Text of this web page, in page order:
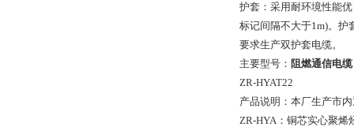
护套：采用耐环境性能
标记间隔不大于1m)。护
要求生产双护套电缆。
主要型号： 阻燃通信电缆
ZR-HYAT22
产品说明：本厂生产市
ZR-HYA：铜芯实心聚烯